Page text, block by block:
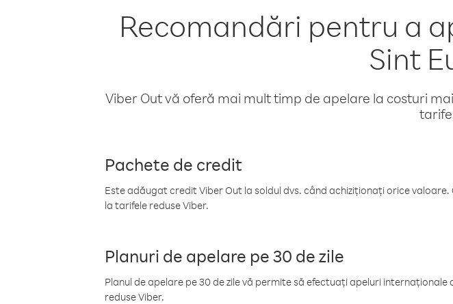
Recomandări pentru a
Sint
Viber Out vă oferă mai mult timp de apelare la costuri
Pachete de credit
Este adăugat credit Viber Out la soldul dvs. când achiziționați orice
la tarifele reduse Viber.
Planuri de apelare pe 30 de zile
Planul de apelare pe 30 de zile vă permite să efectuați apeluri
reduse Viber.